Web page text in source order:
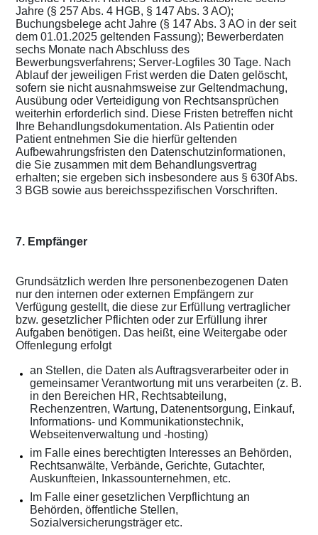
Jahre (§ 257 Abs. 4 HGB, § 147 Abs. 3 AO);
Buchungsbelege acht Jahre (§ 147 Abs. 3 AO in der seit
dem 01.01.2025 geltenden Fassung); Bewerberdaten
sechs Monate nach Abschluss des
Bewerbungsverfahrens; Server-Logfiles 30 Tage. Nach
Ablauf der jeweiligen Frist werden die Daten gelöscht,
sofern sie nicht ausnahmsweise zur Geltendmachung,
Ausübung oder Verteidigung von Rechtsansprüchen
weiterhin erforderlich sind. Diese Fristen betreffen nicht
Ihre Behandlungsdokumentation. Als Patientin oder
Patient entnehmen Sie die hierfür geltenden
Aufbewahrungsfristen den Datenschutzinformationen,
die Sie zusammen mit dem Behandlungsvertrag
erhalten; sie ergeben sich insbesondere aus § 630f Abs.
3 BGB sowie aus bereichsspezifischen Vorschriften.
7. Empfänger
Grundsätzlich werden Ihre personenbezogenen Daten
nur den internen oder externen Empfängern zur
Verfügung gestellt, die diese zur Erfüllung vertraglicher
bzw. gesetzlicher Pflichten oder zur Erfüllung ihrer
Aufgaben benötigen. Das heißt, eine Weitergabe oder
Offenlegung erfolgt
an Stellen, die Daten als Auftragsverarbeiter oder in
gemeinsamer Verantwortung mit uns verarbeiten (z. B.
in den Bereichen HR, Rechtsabteilung,
Rechenzentren, Wartung, Datenentsorgung, Einkauf,
Informations- und Kommunikationstechnik,
Webseitenverwaltung und -hosting)
im Falle eines berechtigten Interesses an Behörden,
Rechtsanwälte, Verbände, Gerichte, Gutachter,
Auskunfteien, Inkassounternehmen, etc.
Im Falle einer gesetzlichen Verpflichtung an
Behörden, öffentliche Stellen,
Sozialversicherungsträger etc.